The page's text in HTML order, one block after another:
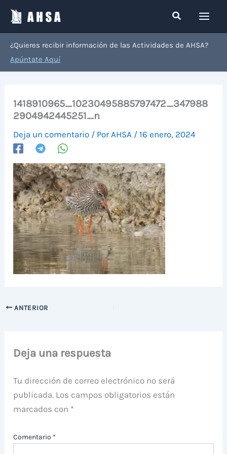
contenido
Buscar
¿Quieres recibir información de las Actividades de AHSA?
Apúntate Aquí
1418910965_10230495885797472_347988
2904942445251_n
Deja un comentario / Por AHSA /16 enero, 2024
ANTERIOR
Deja una respuesta
Tu dirección de correo electrónico no será
publicada. Los campos obligatorios están
marcados con *
Comentario *